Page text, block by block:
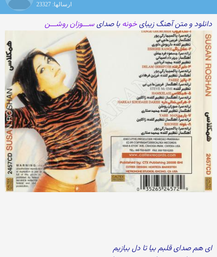
ارسالها: 23327
دانلود و متن آهنگ زیبایخونه با صدایســـوزان روشـــن
ای هم صدای قلبم بیا تا دل ببازیم